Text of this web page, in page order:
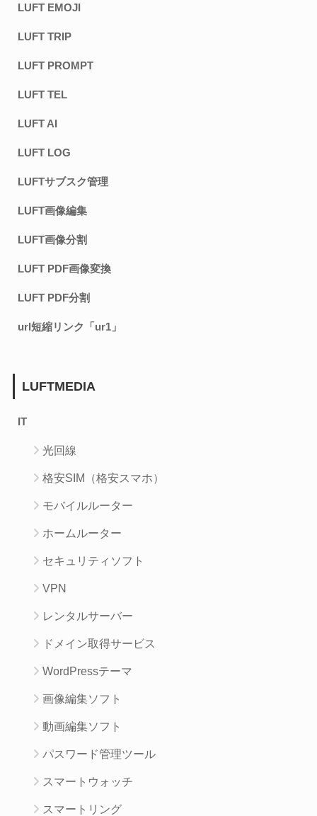
LUFT EMOJI
LUFT TRIP
LUFT PROMPT
LUFT TEL
LUFT AI
LUFT LOG
LUFTサブスク管理
LUFT画像編集
LUFT画像分割
LUFT PDF画像変換
LUFT PDF分割
url短縮リンク「ur1」
LUFTMEDIA
IT
光回線
格安SIM（格安スマホ）
モバイルルーター
ホームルーター
セキュリティソフト
VPN
レンタルサーバー
ドメイン取得サービス
WordPressテーマ
画像編集ソフト
動画編集ソフト
パスワード管理ツール
スマートウォッチ
スマートリング